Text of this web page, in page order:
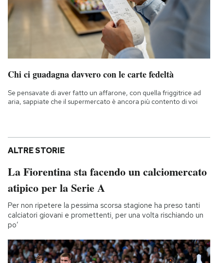
Chi ci guadagna davvero con le carte fedeltà
Se pensavate di aver fatto un affarone, con quella friggitrice ad
aria, sappiate che il supermercato è ancora più contento di voi
ALTRE STORIE
La Fiorentina sta facendo un calciomercato
atipico per la Serie A
Per non ripetere la pessima scorsa stagione ha preso tanti
calciatori giovani e promettenti, per una volta rischiando un
po’